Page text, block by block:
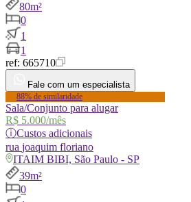
80m²
0
1
1
ref: 665710
Fale com um especialista
88% de similaridade
Sala/Conjunto para alugar
R$ 5.000/mês
ⓘCustos adicionais
rua joaquim floriano
ITAIM BIBI, São Paulo - SP
39m²
0